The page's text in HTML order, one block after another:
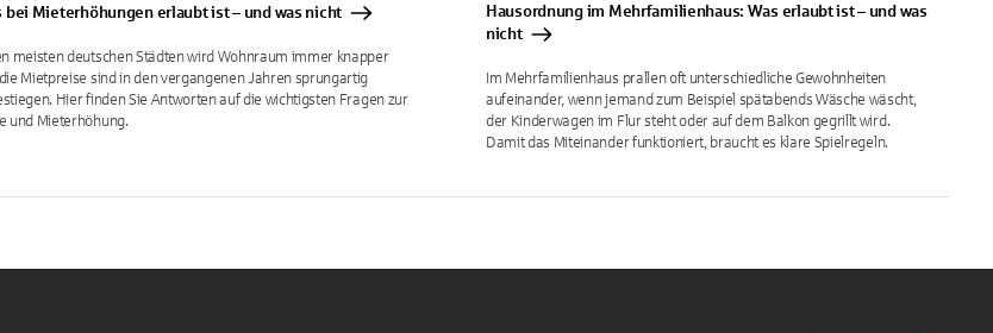
bei Mieterhöhungen erlaubt ist – und was nicht
meisten deutschen Städten wird Wohnraum immer knapper
Mietpreise sind in den vergangenen Jahren sprungartig
Hier finden Sie Antworten auf die wichtigsten Fragen zur
und Mieterhöhung.
Hausordnung im Mehrfamilienhaus: Was erlaubt ist – und was
nicht
Im Mehrfamilienhaus prallen oft unterschiedliche Gewohnheiten
aufeinander, wenn jemand zum Beispiel spätabends Wäsche wäscht,
der Kinderwagen im Flur steht oder auf dem Balkon gegrillt wird.
Damit das Miteinander funktioniert, braucht es klare Spielregeln.